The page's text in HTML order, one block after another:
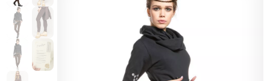
Корзина покупок пуста..